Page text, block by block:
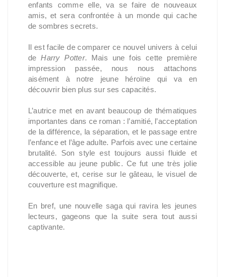
enfants comme elle, va se faire de nouveaux
amis, et sera confrontée à un monde qui cache
de sombres secrets.
Il est facile de comparer ce nouvel univers à celui
deHarry Potter. Mais une fois cette première
impression passée, nous nous attachons
aisément à notre jeune héroïne qui va en
découvrir bien plus sur ses capacités.
L’autrice met en avant beaucoup de thématiques
importantes dans ce roman : l’amitié, l’acceptation
de la différence, la séparation, et le passage entre
l’enfance et l’âge adulte. Parfois avec une certaine
brutalité. Son style est toujours aussi fluide et
accessible au jeune public. Ce fut une très jolie
découverte, et, cerise sur le gâteau, le visuel de
couverture est magnifique.
En bref, une nouvelle saga qui ravira les jeunes
lecteurs, gageons que la suite sera tout aussi
captivante.